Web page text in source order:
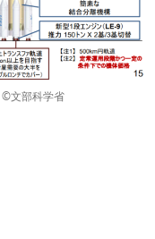
©文部科学省